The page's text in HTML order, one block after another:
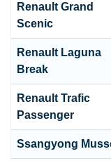
Renault Grand
Scenic
Renault Laguna
Break
Renault Trafic
Passenger
Ssangyong